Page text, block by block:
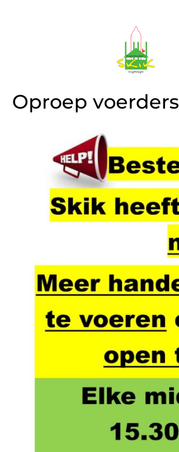
Oproep voerders